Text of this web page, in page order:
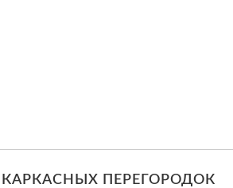
ПЕРЕГОРОДОК